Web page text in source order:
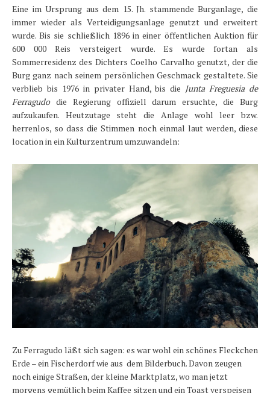
Eine im Ursprung aus dem 15. Jh. stammende Burganlage, die
immer wieder als Verteidigungsanlage genutzt und erweitert
wurde. Bis sie schließlich 1896 in einer öffentlichen Auktion für
600 000 Reis versteigert wurde. Es wurde fortan als
Sommerresidenz des Dichters Coelho Carvalho genutzt, der die
Burg ganz nach seinem persönlichen Geschmack gestaltete. Sie
verblieb bis 1976 in privater Hand, bis die Junta Freguesia de
Ferragudodie Regierung offiziell darum ersuchte, die Burg
aufzukaufen. Heutzutage steht die Anlage wohl leer bzw.
herrenlos, so dass die Stimmen noch einmal laut werden, diese
location in ein Kulturzentrum umzuwandeln:
Zu Ferragudo läßt sich sagen: es war wohl ein schönes Fleckchen
Erde – ein Fischerdorf wie aus dem Bilderbuch. Davon zeugen
noch einige Straßen, der kleine Marktplatz, wo man jetzt
morgens gemütlich beim Kaffee sitzen und ein Toast verspeisen